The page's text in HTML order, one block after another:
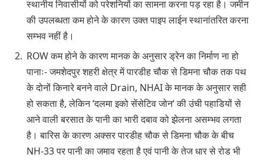
स्थानीय निवासीयों को परेशनियों का सामना करना पड़ रहा है। जमीन
की उपलब्धता कम होने के कारण उक्त पाइप लाईन स्थानांतरित करना
सम्भव नहीं है।
ROW कम होने के कारण मानक के अनुसार ड्रेन का निर्माण ना हो
पानाः- जमशेदपुर शहरी क्षेत्र में पारडीह चौक से डिमना चौक तक पथ
के दोनों किनारे बनने वाले Drain, NHAI के मानक के अनुसार सही
हो सकता है, लेकिन ‘दलमा इको सेंसेटिव जोन‘ की उंची पहाडियों से
आने वाली बरसात के पानी का भारी दबाव को झेलना असम्भव लगता
है। बारिस के कारण अक्सर पारडीह चौक से डिमना चौक के बीच
NH-33 पर पानी का जमाव रहता है एवं पानी के तेज धार से रोड भी